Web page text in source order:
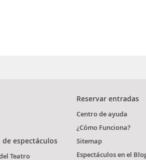
espectáculos
Teatro
Reservar entradas
Centro de ayuda
¿Cómo Funciona?
Sitemap
Espectáculos en el